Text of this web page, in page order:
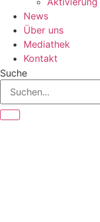
News
Über uns
Mediathek
Kontakt
Suche